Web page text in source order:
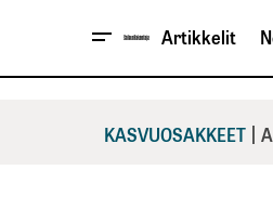
Artikkelit
KASVUOSAKKEET |